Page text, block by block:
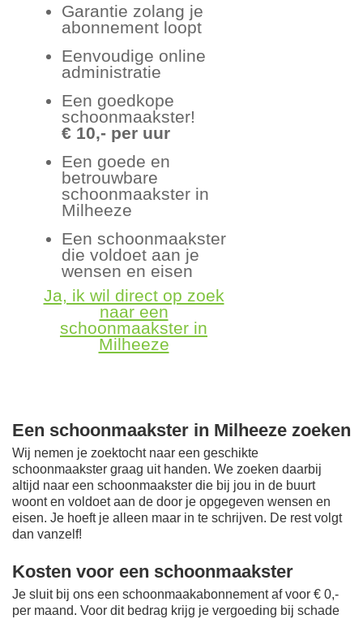
Garantie zolang je
abonnement loopt
Eenvoudige online
administratie
Een goedkope
schoonmaakster!
€ 10,- per uur
Een goede en
betrouwbare
schoonmaakster in
Milheeze
Een schoonmaakster
die voldoet aan je
wensen en eisen
Ja, ik wil direct op zoek
naar een
schoonmaakster in
Milheeze
Een schoonmaakster in Milheeze zoeken
Wij nemen je zoektocht naar een geschikte
schoonmaakster graag uit handen. We zoeken daarbij
altijd naar een schoonmaakster die bij jou in de buurt
woont en voldoet aan de door je opgegeven wensen en
eisen. Je hoeft je alleen maar in te schrijven. De rest volgt
dan vanzelf!
Kosten voor een schoonmaakster
Je sluit bij ons een schoonmaakabonnement af voor € 0,-
per maand. Voor dit bedrag krijg je vergoeding bij schade